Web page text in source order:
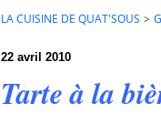
LA CUISINE DE QUAT'SOUS >
22 avril 2010
Tarte à la